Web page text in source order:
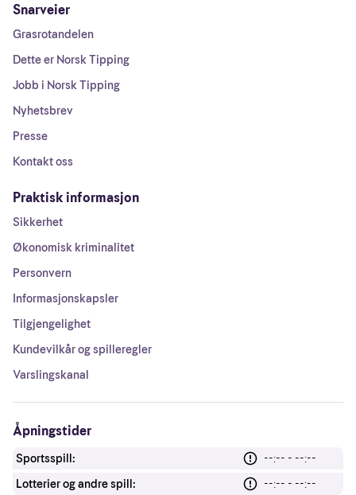
Snarveier
Grasrotandelen
Dette er Norsk Tipping
Jobb i Norsk Tipping
Nyhetsbrev
Presse
Kontakt oss
Praktisk informasjon
Sikkerhet
Økonomisk kriminalitet
Personvern
Informasjonskapsler
Tilgjengelighet
Kundevilkår og spilleregler
Varslingskanal
Åpningstider
Sportsspill:
--:-- - --:--
Lotterier og andre spill:
--:-- - --:--